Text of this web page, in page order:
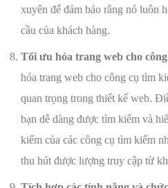
xuyên để đảm bảo rằng nó luôn
cầu của khách hàng.
Tối ưu hóa trang web cho
hóa trang web cho công cụ tìm
quan trọng trong thiết kế web.
bạn dễ dàng được tìm kiếm và
kiếm của các công cụ tìm kiếm
thu hút được lượng truy cập từ